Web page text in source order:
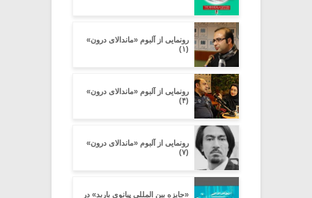
رونمایی از آلبوم «ماندالای درون»
(۱)
رونمایی از آلبوم «ماندالای درون»
(۴)
رونمایی از آلبوم «ماندالای درون»
(۷)
«جایزه بین‏ المللی پیانوی باربد» در